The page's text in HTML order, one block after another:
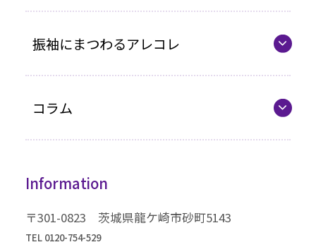
各種お支払い方法
車いすをご利用の方へ
企業情報
振袖にまつわるアレコレ
コラム
成人式までの流れ
Information
〒301-0823 茨城県龍ケ崎市砂町5143
TEL 0120-754-529